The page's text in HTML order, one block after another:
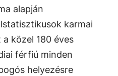
alapján
karmai
közel 180 éves
férfiú minden
helyezésre